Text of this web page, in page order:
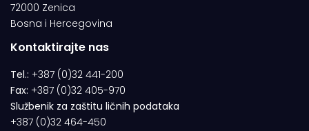
72000 Zenica
Bosna i Hercegovina
Kontaktirajte nas
Tel.: +387 (0)32 441-200
Fax: +387 (0)32 405-970
Službenik za zaštitu ličnih podataka
+387 (0)32 464-450